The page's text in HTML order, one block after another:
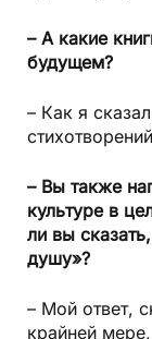
– А какие
будущем?
– Как я
– Вы также
культуре в
ли вы
душу»?
– Мой ответ,
крайней